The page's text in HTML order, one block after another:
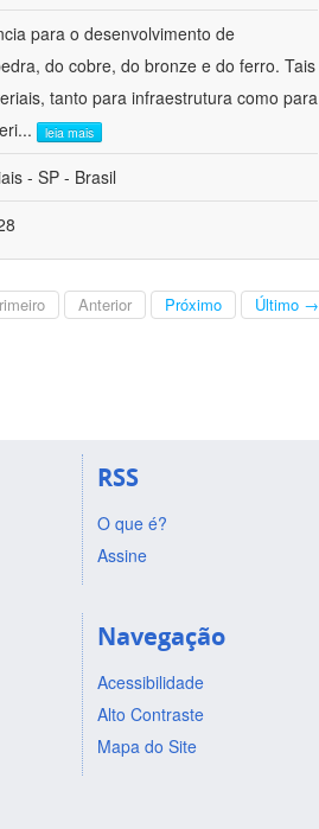
para o desenvolvimento de
do cobre, do bronze e do ferro. Tais
tanto para infraestrutura como para
... leia mais
- SP - Brasil
Anterior Próximo Último →
RSS
O que é?
Assine
Navegação
Acessibilidade
Alto Contraste
Mapa do Site